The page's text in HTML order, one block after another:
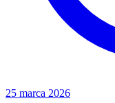
25 marca 2026